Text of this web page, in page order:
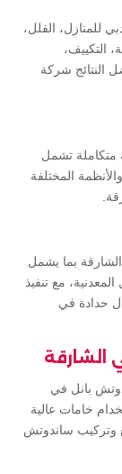
للمنازل، الفلل،
التكييف،
النتائج شركة
متكاملة تشمل
المختلفة
بما يشمل
المعدنية، مع تنفيذ
حدادة في
الشارقة
بانل في
خامات عالية
وتركيب ساندوتش